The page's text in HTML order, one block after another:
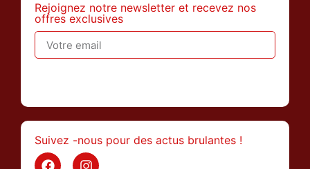
Rejoignez notre newsletter et recevez nos
offres exclusives
Suivez -nous pour des actus brulantes !